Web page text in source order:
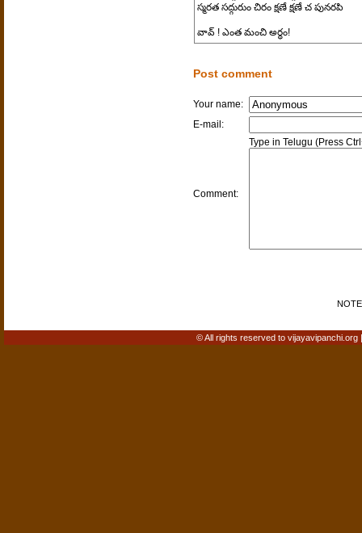
స్మరత సద్గురుం చిరం క్షణే క్షణే చ పునరపి
వావ్ ! ఎంత మంచి అర్ధం!
Post comment
Your name:
E-mail:
Comment:
Type in Telugu (Press
© All rights reserved to vijayavipanchi.org